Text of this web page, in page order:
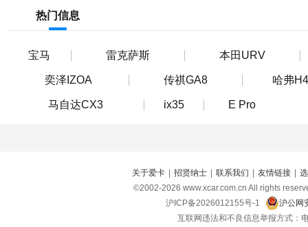
热门信息
宝马 雷克萨斯 本田URV
奕泽IZOA 传祺GA8 哈弗H4
马自达CX3 ix35 E Pro
关于爱卡 | 招贤纳士 | 联系我们 | 友情链接 |
©2002-2026 www.xcar.com.cn All rights
沪ICP备2026012155号-1
沪公网
互联网违法和不良信息举报方式：